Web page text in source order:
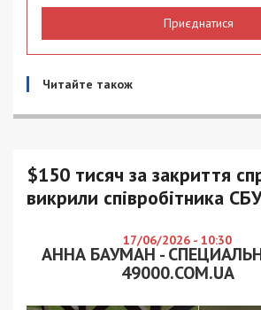
Приєднатися
Читайте також
$150 тисяч за закриття
викрили співробітника
17/06/2026 - 10:30
АННА БАУМАН -
49000.COM.UA